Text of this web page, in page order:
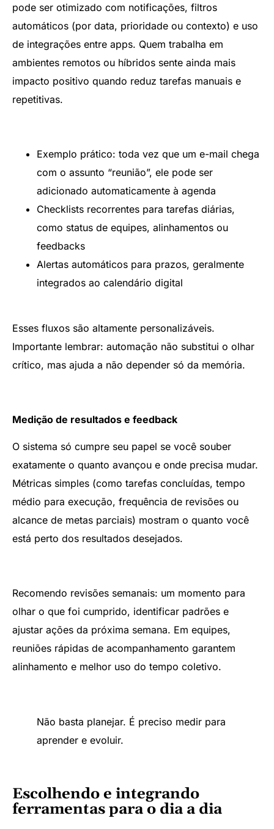
pode ser otimizado com notificações, filtros
automáticos (por data, prioridade ou contexto) e uso
de integrações entre apps. Quem trabalha em
ambientes remotos ou híbridos sente ainda mais
impacto positivo quando reduz tarefas manuais e
repetitivas.
Exemplo prático: toda vez que um e-mail chega
com o assunto “reunião”, ele pode ser
adicionado automaticamente à agenda
Checklists recorrentes para tarefas diárias,
como status de equipes, alinhamentos ou
feedbacks
Alertas automáticos para prazos, geralmente
integrados ao calendário digital
Esses fluxos são altamente personalizáveis.
Importante lembrar: automação não substitui o olhar
crítico, mas ajuda a não depender só da memória.
Medição de resultados e feedback
O sistema só cumpre seu papel se você souber
exatamente o quanto avançou e onde precisa mudar.
Métricas simples (como tarefas concluídas, tempo
médio para execução, frequência de revisões ou
alcance de metas parciais) mostram o quanto você
está perto dos resultados desejados.
Recomendo revisões semanais: um momento para
olhar o que foi cumprido, identificar padrões e
ajustar ações da próxima semana. Em equipes,
reuniões rápidas de acompanhamento garantem
alinhamento e melhor uso do tempo coletivo.
Não basta planejar. É preciso medir para
aprender e evoluir.
Escolhendo e integrando
ferramentas para o dia a dia